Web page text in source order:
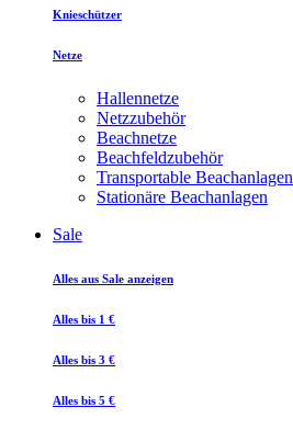
Knieschützer
Netze
Hallennetze
Netzzubehör
Beachnetze
Beachfeldzubehör
Transportable Beachanlagen
Stationäre Beachanlagen
Sale
Alles aus Sale anzeigen
Alles bis 1 €
Alles bis 3 €
Alles bis 5 €